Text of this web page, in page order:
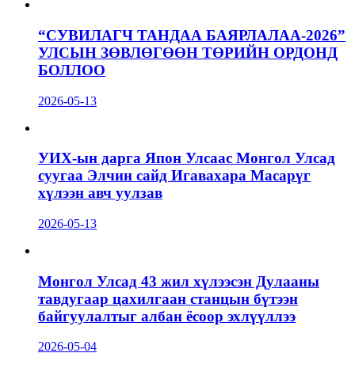
“СУВИЛАГЧ ТАНДАА БАЯРЛАЛАА-2026”
УЛСЫН ЗӨВЛӨГӨӨН ТӨРИЙН ОРДОНД
БОЛЛОО
2026-05-13
УИХ-ын дарга Япон Улсаас Монгол Улсад
суугаа Элчин сайд Игавахара Масарүг
хүлээн авч уулзав
2026-05-13
Монгол Улсад 43 жил хүлээсэн Дулааны
тавдугаар цахилгаан станцын бүтээн
байгуулалтыг албан ёсоор эхлүүллээ
2026-05-04